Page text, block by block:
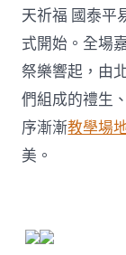
天祈福 國泰平
式開始。全場
祭樂響起，由
們組成的禮生
序漸漸教學場
美。